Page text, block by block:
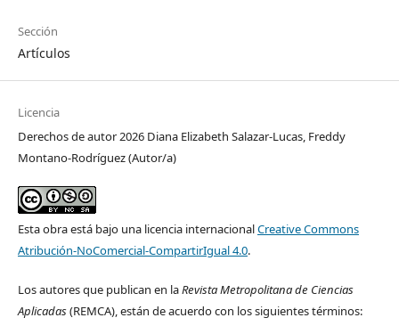
Sección
Artículos
Licencia
Derechos de autor 2026 Diana Elizabeth Salazar-Lucas, Freddy
Montano-Rodríguez (Autor/a)
Esta obra está bajo una licencia internacionalCreative Commons
Atribución-NoComercial-CompartirIgual 4.0.
Los autores que publican en laRevista Metropolitana de Ciencias
Aplicadas(REMCA), están de acuerdo con los siguientes términos: